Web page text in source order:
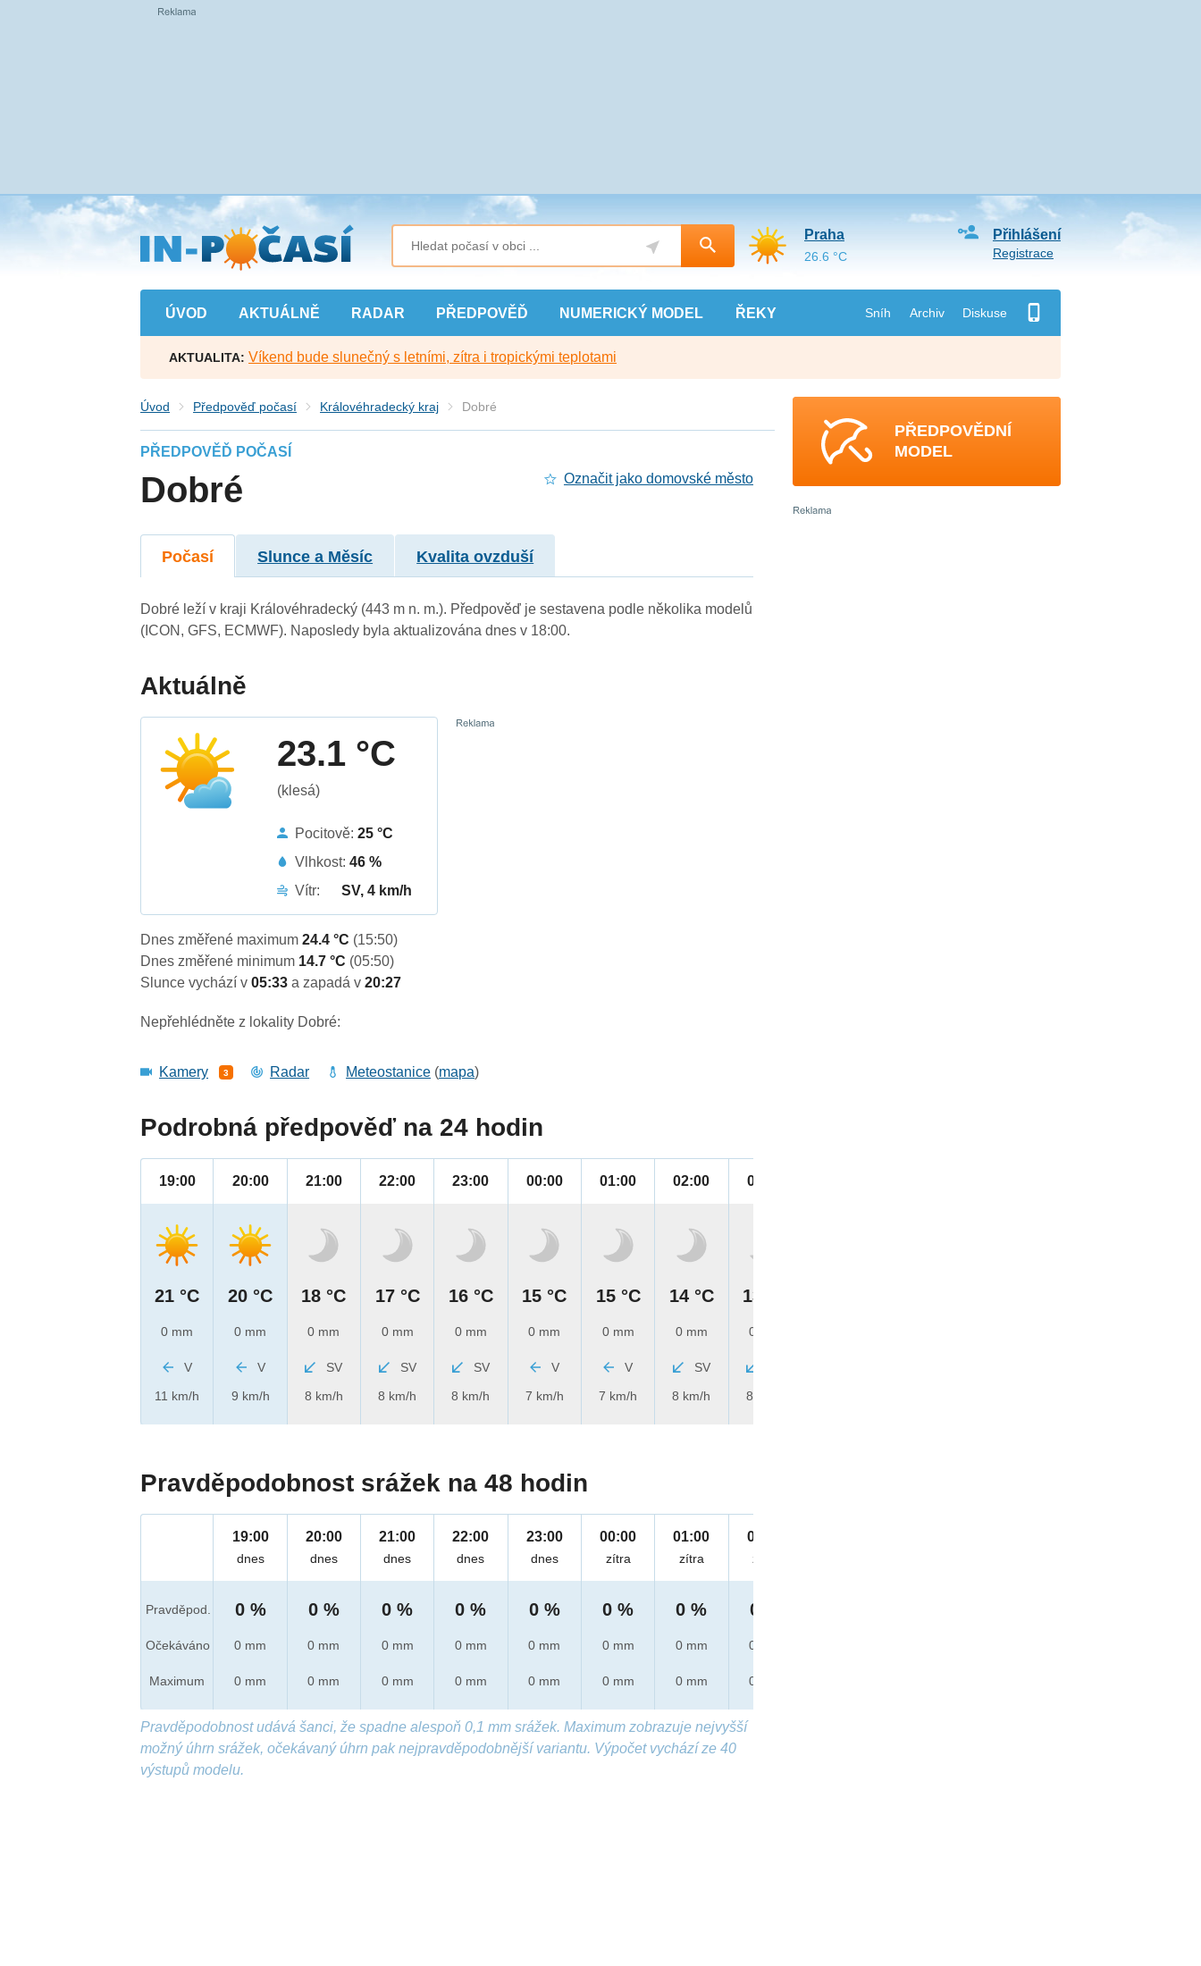
Přejít
na
hlavní
obsah
ÚVOD AKTUÁLNĚ RADAR PŘEDPOVĚĎ NUMERICKÝ MODEL ŘEKY Sníh Archiv Diskuse
Přihlášení
Registrace
Praha
26.6 °C
AKTUALITA: Víkend bude slunečný s letními, zítra i tropickými teplotami
Úvod Předpověď počasí Královéhradecký kraj Dobré
PŘEDPOVĚĎ POČASÍ
Dobré Označit jako domovské město
Počasí Slunce a Měsíc Kvalita ovzduší
Dobré leží v kraji Královéhradecký (443 m n. m.). Předpověď je sestavena podle několika modelů
(ICON, GFS, ECMWF). Naposledy byla aktualizována dnes v 18:00.
Aktuálně
23.1 °C
(klesá)
Pocitově:25 °C
Vlhkost:46 %
Vítr:
SV, 4 km/h
Dnes změřené maximum24.4 °C (15:50)
Dnes změřené minimum 14.7 °C (05:50)
Slunce vychází v05:33a zapadá v20:27
Nepřehlédněte z lokality Dobré:
Kamery 3 Radar Meteostanice (mapa)
Podrobná předpověď na 24 hodin
19:00
21 °C
0 mm
V
11 km/h
20:00
20 °C
0 mm
V
9 km/h
21:00
18 °C
0 mm
SV
8 km/h
22:00
17 °C
0 mm
SV
8 km/h
23:00
16 °C
0 mm
SV
8 km/h
00:00
15 °C
0 mm
V
7 km/h
01:00
15 °C
0 mm
V
7 km/h
02:00
14 °C
0 mm
SV
8 km/h
03:00
13 °C
0 mm
8 km/h
Pravděpodobnost srážek na 48 hodin
Pravděpod.
Očekáváno
Maximum
19:00
dnes
0 %
0 mm
0 mm
20:00
dnes
0 %
0 mm
0 mm
21:00
dnes
0 %
0 mm
0 mm
22:00
dnes
0 %
0 mm
0 mm
23:00
dnes
0 %
0 mm
0 mm
00:00
zítra
0 %
0 mm
0 mm
01:00
zítra
0 %
0 mm
0 mm
02:00
zítra
0 %
0 mm
0 mm
Pravděpodobnost udává šanci, že spadne alespoň 0,1 mm srážek. Maximum zobrazuje nejvyšší
možný úhrn srážek, očekávaný úhrn pak nejpravděpodobnější variantu. Výpočet vychází ze 40
výstupů modelu.
PŘEDPOVĚDNÍ
MODEL